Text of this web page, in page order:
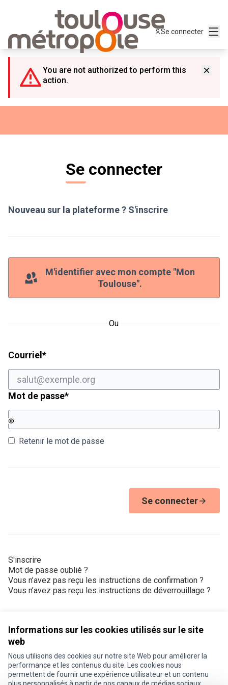
Informations sur les cookies utilisés sur le site
web
Nous utilisons des cookies sur notre site Web pour améliorer la
performance et les contenus du site. Les cookies nous
permettent de fournir une expérience utilisateur et un contenu
Se connecter
You are not authorized to perform this
action.
Se connecter
Nouveau sur la plateforme ? S'inscrire
M'identifier avec mon compte "Mon
Toulouse".
Ou
Courriel *Champ obligatoire
Mot de passe*Champ obligatoire
Retenir le mot de passe
Se connecter
S'inscrire
Mot de passe oublié ?
Vous n’avez pas reçu les instructions de confirmation ?
Vous n’avez pas reçu les instructions de déverrouillage ?
Conditions d'utilisation
Paramètres des cookies
Je participe ! sur X
Je participe ! sur Facebook
Je participe ! sur Instagram